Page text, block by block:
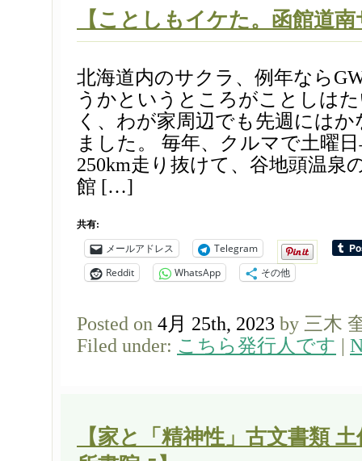
【ことしもイケた。函館道
北海道内のサクラ、例年なら
うかというところがことしは
く、わが家周辺でも先週には
ました。 毎年、クルマで土曜
250km走り抜けて、谷地頭温泉
館 […]
共有:
メールアドレス
Telegram
Reddit
WhatsApp その他
Posted on 4月 25th, 2023 by 三木
Filed under: こちら発行人です
【家と「精神性」古文書類